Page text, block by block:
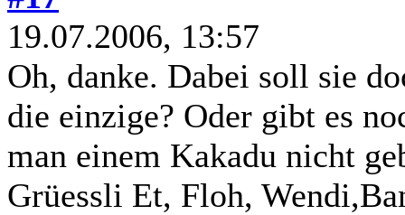
19.07.2006, 13:57
Oh, danke. Dabei soll sie
die einzige? Oder gibt es
man einem Kakadu nicht
Grüessli Et, Floh,